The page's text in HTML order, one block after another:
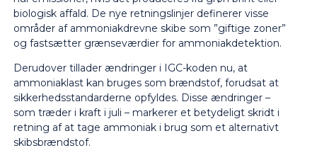
biologisk affald. De nye retningslinjer definerer visse
områder af ammoniakdrevne skibe som ”giftige zoner”
og fastsætter grænseværdier for ammoniakdetektion.
Derudover tillader ændringer i IGC-koden nu, at
ammoniaklast kan bruges som brændstof, forudsat at
sikkerhedsstandarderne opfyldes. Disse ændringer –
som træder i kraft i juli – markerer et betydeligt skridt i
retning af at tage ammoniak i brug som et alternativt
skibsbrændstof.